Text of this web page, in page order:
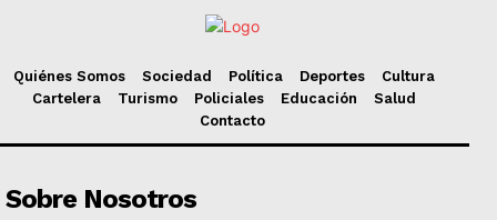
Quiénes Somos Sociedad Política Deportes
Cultura
Cartelera
Turismo Policiales Educación
Salud
Contacto
Sobre Nosotros